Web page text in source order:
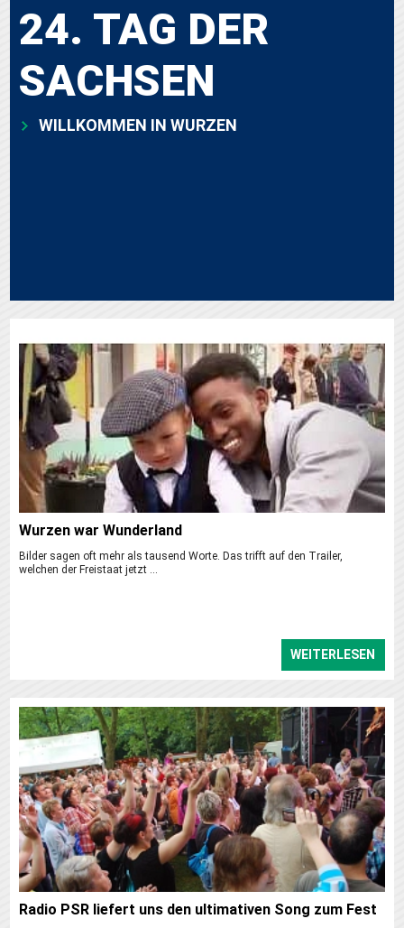
24. TAG DER
SACHSEN
WILLKOMMEN IN WURZEN
Wurzen war Wunderland
Bilder sagen oft mehr als tausend Worte. Das trifft auf den Trailer,
welchen der Freistaat jetzt ...
WEITERLESEN
Radio PSR liefert uns den ultimativen Song zum Fest